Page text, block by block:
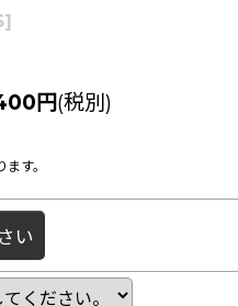
]
円(税別)
す。
い